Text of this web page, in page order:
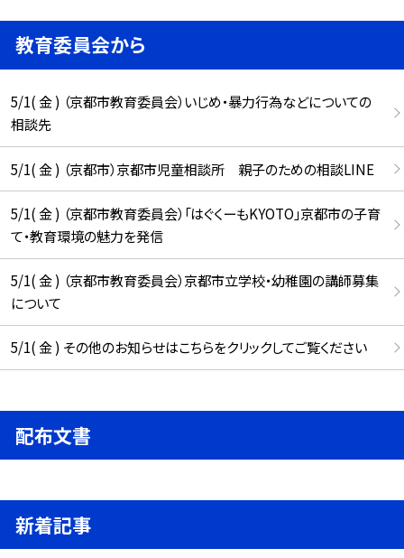
教育委員会から
5/1( 金 ) （京都市教育委員会）いじめ・暴力行為などについての
相談先
5/1( 金 ) （京都市）京都市児童相談所 親子のための相談LINE
5/1( 金 ) （京都市教育委員会）「はぐくーもKYOTO」京都市の子育
て・教育環境の魅力を発信
5/1( 金 ) （京都市教育委員会）京都市立学校・幼稚園の講師募集
について
5/1( 金 ) その他のお知らせはこちらをクリックしてご覧ください
配布文書
新着記事